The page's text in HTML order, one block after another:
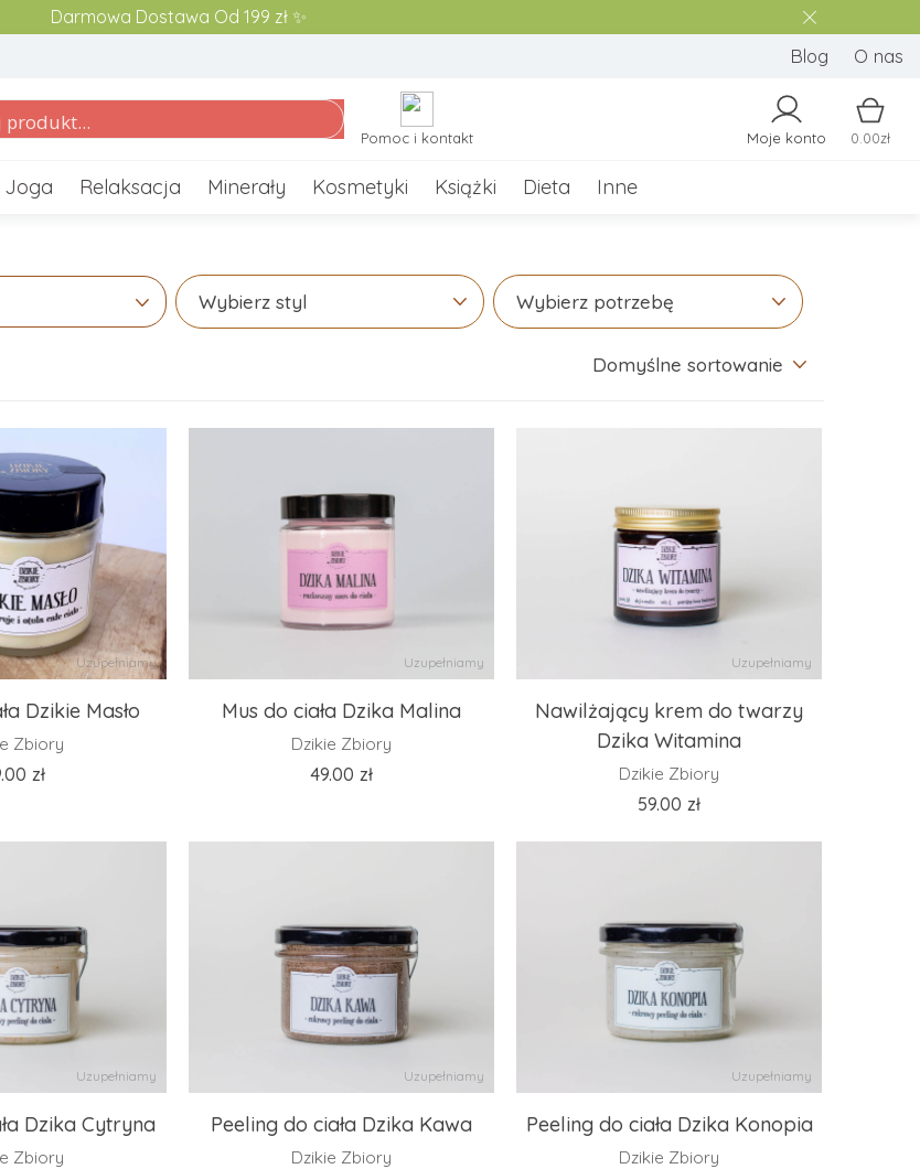
Darmowa Dostawa Od 199 zł ✨
Blog O nas
Moje konto 0.00zł
Pomoc i kontakt
Joga Relaksacja Minerały Kosmetyki Książki Dieta Inne
Wybierz styl Wybierz potrzebę
Domyślne sortowanie
Uzupełniamy
Dzikie Masło
Zbiory
zł
Uzupełniamy
Mus do ciała Dzika Malina
Dzikie Zbiory
49.00 zł
Uzupełniamy
Nawilżający krem do twarzy
Dzika Witamina
Dzikie Zbiory
59.00 zł
Uzupełniamy
Dzika Cytryna
Zbiory
Uzupełniamy
Peeling do ciała Dzika Kawa
Dzikie Zbiory
Uzupełniamy
Peeling do ciała Dzika Konopia
Dzikie Zbiory